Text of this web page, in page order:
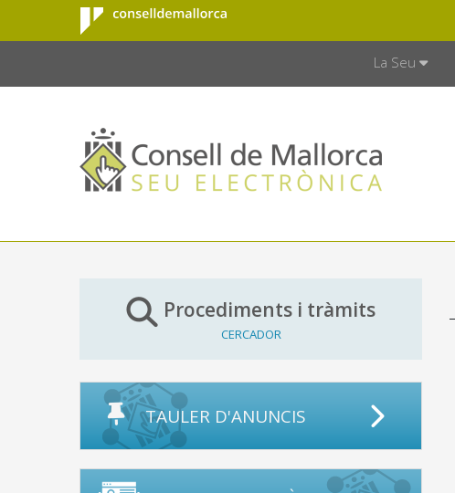
Salta al contingut principal
Consell de
Mallorca
La Seu
Procediments i tràmits
CERCADOR
TAULER D'ANUNCIS